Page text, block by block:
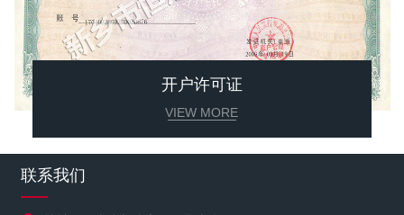
开户许可证
VIEW MORE
联系我们